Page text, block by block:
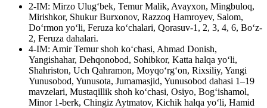
2-IM: Mirzo Ulug‘bek, Temur Malik, Avayxon, Mingbuloq,
Mirishkor, Shukur Burxonov, Razzoq Hamroyev, Salom,
Do‘rmon yo‘li, Feruza ko‘chalari, Qorasuv-1, 2, 3, 4, 6, Bo‘z-
2, Feruza dahalari.
4-IM: Amir Temur shoh ko‘chasi, Ahmad Donish,
Yangishahar, Dehqonobod, Sohibkor, Katta halqa yo‘li,
Shahriston, Uch Qahramon, Moyqo‘rg‘on, Rixsiliy, Yangi
Yunusobod, Yunusota, Jumamasjid, Yunusobod dahasi 1–19
mavzelari, Mustaqillik shoh ko‘chasi, Osiyo, Bog‘ishamol,
Minor 1-berk, Chingiz Aytmatov, Kichik halqa yo‘li, Hamid